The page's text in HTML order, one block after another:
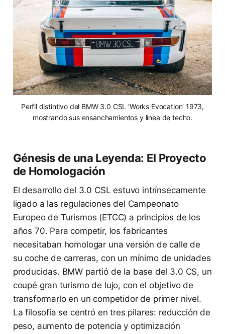
Perfil distintivo del BMW 3.0 CSL 'Works Evocation' 1973,
mostrando sus ensanchamientos y línea de techo.
Génesis de una Leyenda: El Proyecto
de Homologación
El desarrollo del 3.0 CSL estuvo intrínsecamente
ligado a las regulaciones del Campeonato
Europeo de Turismos (ETCC) a principios de los
años 70. Para competir, los fabricantes
necesitaban homologar una versión de calle de
su coche de carreras, con un mínimo de unidades
producidas. BMW partió de la base del 3.0 CS, un
coupé gran turismo de lujo, con el objetivo de
transformarlo en un competidor de primer nivel.
La filosofía se centró en tres pilares: reducción de
peso, aumento de potencia y optimización